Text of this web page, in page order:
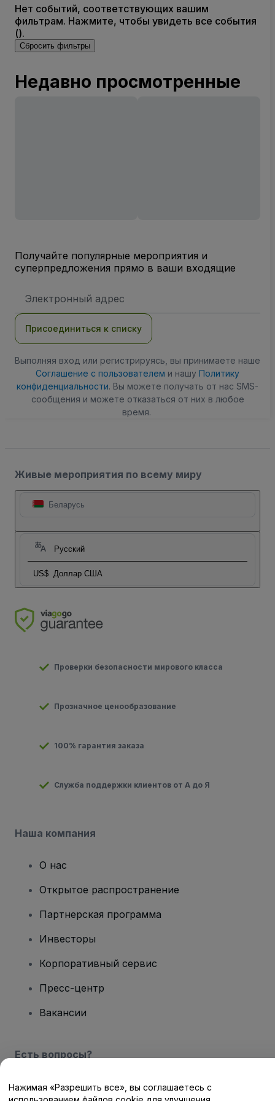
Нет событий, соответствующих вашим
фильтрам. Нажмите, чтобы увидеть все события
().
Сбросить фильтры
Недавно просмотренные
Получайте популярные мероприятия и
суперпредложения прямо в ваши входящие
электронной
Присоединиться к списку
Выполняя вход или регистрируясь, вы принимаете наше
Соглашение с пользователем и нашу Политику
конфиденциальности. Вы можете получать от нас SMS-
сообщения и можете отказаться от них в любое
время.
Живые мероприятия по всему миру
Беларусь
Русский
US$ Доллар США
Проверки безопасности мирового класса
Прозначное ценообразование
100% гарантия заказа
Служба поддержки клиентов от А до Я
Наша компания
О нас
Открытое распространение
Партнерская программа
Инвесторы
Корпоративный сервис
Пресс-центр
Вакансии
Есть вопросы?
Центр помощи / Свяжитесь с нами
Нажимая «Разрешить все», вы соглашаетесь с